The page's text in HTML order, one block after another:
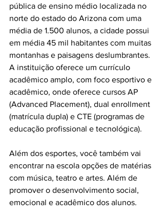
pública de ensino médio localizada no
norte do estado do Arizona com uma
média de 1.500 alunos, a cidade possui
em média 45 mil habitantes com muitas
montanhas e paisagens deslumbrantes.
A instituição oferece um currículo
acadêmico amplo, com foco esportivo e
acadêmico, onde oferece cursos AP
(Advanced Placement), dual enrollment
(matrícula dupla) e CTE (programas de
educação profissional e tecnológica).
Além dos esportes, você também vai
encontrar na escola opções de matérias
com música, teatro e artes. Além de
promover o desenvolvimento social,
emocional e acadêmico dos alunos.